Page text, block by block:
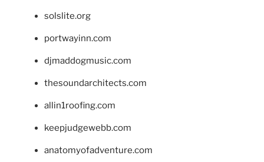
solslite.org
portwayinn.com
djmaddogmusic.com
thesoundarchitects.com
allin1roofing.com
keepjudgewebb.com
anatomyofadventure.com